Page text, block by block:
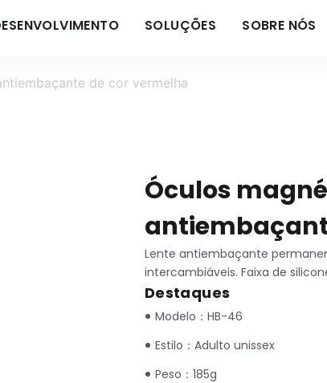
SOLUÇÕES SOBRE NÓS
de cor vermelha
Óculos
Lente antiembaçante
intercambiáveis. Faixa de
Destaques
Modelo：HB-46
Estilo：Adulto unissex
Peso：185g